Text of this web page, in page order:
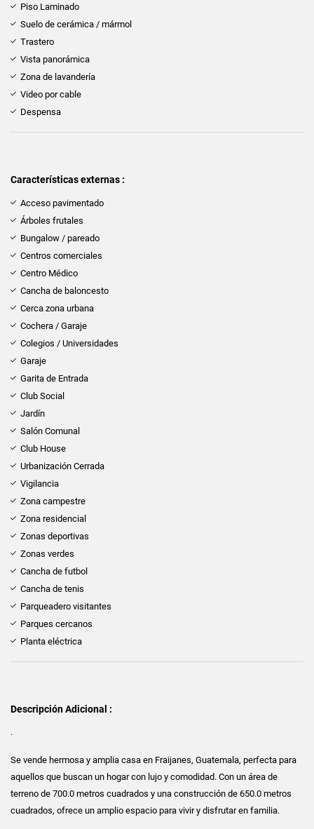
Piso Laminado
Suelo de cerámica / mármol
Trastero
Vista panorámica
Zona de lavandería
Video por cable
Despensa
Características externas :
Acceso pavimentado
Árboles frutales
Bungalow / pareado
Centros comerciales
Centro Médico
Cancha de baloncesto
Cerca zona urbana
Cochera / Garaje
Colegios / Universidades
Garaje
Garita de Entrada
Club Social
Jardín
Salón Comunal
Club House
Urbanización Cerrada
Vigilancia
Zona campestre
Zona residencial
Zonas deportivas
Zonas verdes
Cancha de futbol
Cancha de tenis
Parqueadero visitantes
Parques cercanos
Planta eléctrica
Descripción Adicional :
.
Se vende hermosa y amplia casa en Fraijanes, Guatemala, perfecta para
aquellos que buscan un hogar con lujo y comodidad. Con un área de
terreno de 700.0 metros cuadrados y una construcción de 650.0 metros
cuadrados, ofrece un amplio espacio para vivir y disfrutar en familia.